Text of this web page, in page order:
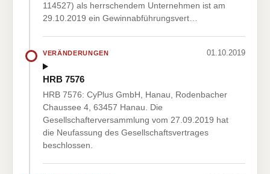
114527) als herrschendem Unternehmen ist am
29.10.2019 ein Gewinnabführungsvert…
VERÄNDERUNGEN 01.10.2019
HRB 7576
HRB 7576: CyPlus GmbH, Hanau, Rodenbacher
Chaussee 4, 63457 Hanau. Die
Gesellschafterversammlung vom 27.09.2019 hat
die Neufassung des Gesellschaftsvertrages
beschlossen.